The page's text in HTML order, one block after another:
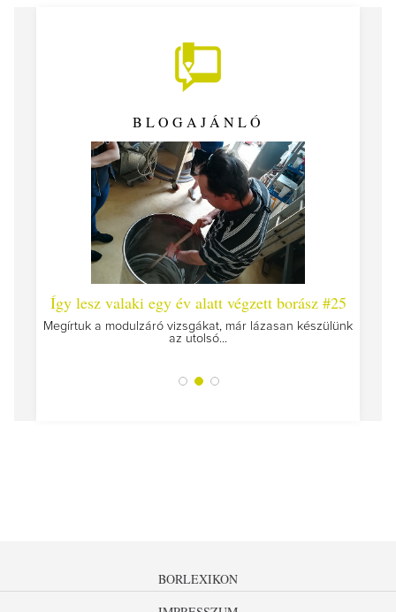
BLOGAJÁNLÓ
Így lesz valaki egy év alatt végzett borász #25
Megírtuk a modulzáró vizsgákat, már lázasan készülünk
az utolsó...
BORLEXIKON